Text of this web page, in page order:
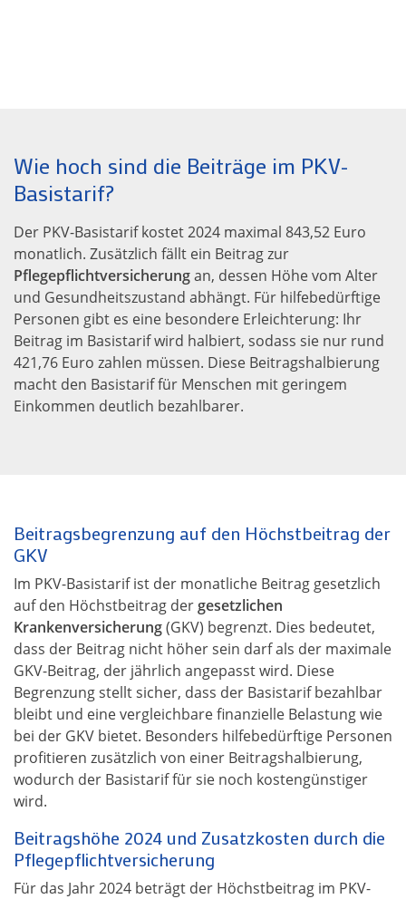
Wie hoch sind die Beiträge im PKV-
Basistarif?
Der PKV-Basistarif kostet 2024 maximal 843,52 Euro
monatlich. Zusätzlich fällt ein Beitrag zur
Pflegepflichtversicherungan, dessen Höhe vom Alter
und Gesundheitszustand abhängt. Für hilfebedürftige
Personen gibt es eine besondere Erleichterung: Ihr
Beitrag im Basistarif wird halbiert, sodass sie nur rund
421,76 Euro zahlen müssen. Diese Beitragshalbierung
macht den Basistarif für Menschen mit geringem
Einkommen deutlich bezahlbarer.
Beitragsbegrenzung auf den Höchstbeitrag der
GKV
Im PKV-Basistarif ist der monatliche Beitrag gesetzlich
auf den Höchstbeitrag der gesetzlichen
Krankenversicherung(GKV) begrenzt. Dies bedeutet,
dass der Beitrag nicht höher sein darf als der maximale
GKV-Beitrag, der jährlich angepasst wird. Diese
Begrenzung stellt sicher, dass der Basistarif bezahlbar
bleibt und eine vergleichbare finanzielle Belastung wie
bei der GKV bietet. Besonders hilfebedürftige Personen
profitieren zusätzlich von einer Beitragshalbierung,
wodurch der Basistarif für sie noch kostengünstiger
wird.
Beitragshöhe 2024 und Zusatzkosten durch die
Pflegepflichtversicherung
Für das Jahr 2024 beträgt der Höchstbeitrag im PKV-